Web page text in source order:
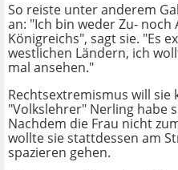
So reiste unter anderem
an: "Ich bin weder Zu- noch
Königreichs", sagt sie. "Es
westlichen Ländern, ich
mal ansehen."
Rechtsextremismus will sie
"Volkslehrer" Nerling habe
Nachdem die Frau nicht
wollte sie stattdessen am
spazieren gehen.